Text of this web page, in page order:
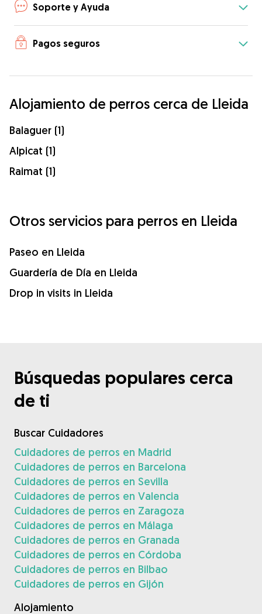
Soporte y Ayuda
Pagos seguros
Alojamiento de perros cerca de Lleida
Balaguer (1)
Alpicat (1)
Raimat (1)
Otros servicios para perros en Lleida
Paseo en Lleida
Guardería de Día en Lleida
Drop in visits in Lleida
Búsquedas populares cerca
de ti
Buscar Cuidadores
Cuidadores de perros en Madrid
Cuidadores de perros en Barcelona
Cuidadores de perros en Sevilla
Cuidadores de perros en Valencia
Cuidadores de perros en Zaragoza
Cuidadores de perros en Málaga
Cuidadores de perros en Granada
Cuidadores de perros en Córdoba
Cuidadores de perros en Bilbao
Cuidadores de perros en Gijón
Alojamiento